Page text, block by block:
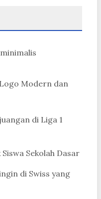
Modern dan
di Liga 1
Sekolah Dasar
di Swiss yang